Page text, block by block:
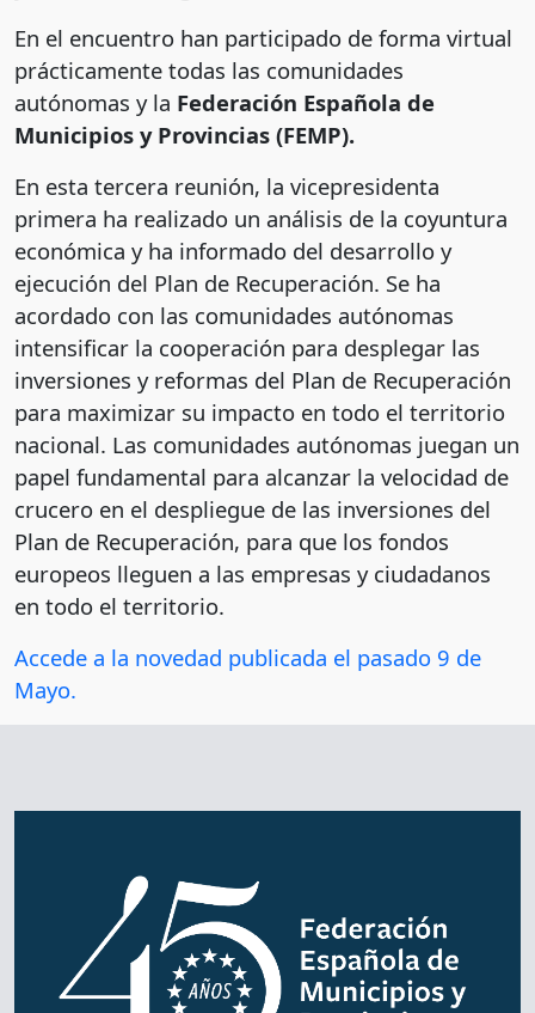
En el encuentro han participado de forma virtual
prácticamente todas las comunidades
autónomas y la Federación Española de
Municipios y Provincias (FEMP).
En esta tercera reunión, la vicepresidenta
primera ha realizado un análisis de la coyuntura
económica y ha informado del desarrollo y
ejecución del Plan de Recuperación. Se ha
acordado con las comunidades autónomas
intensificar la cooperación para desplegar las
inversiones y reformas del Plan de Recuperación
para maximizar su impacto en todo el territorio
nacional. Las comunidades autónomas juegan un
papel fundamental para alcanzar la velocidad de
crucero en el despliegue de las inversiones del
Plan de Recuperación, para que los fondos
europeos lleguen a las empresas y ciudadanos
en todo el territorio.
Accede a la novedad publicada el pasado 9 de
Mayo.